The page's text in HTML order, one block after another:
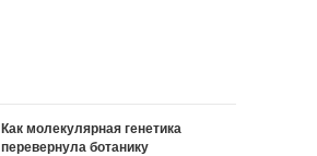
Как молекулярная генетика
перевернула ботанику